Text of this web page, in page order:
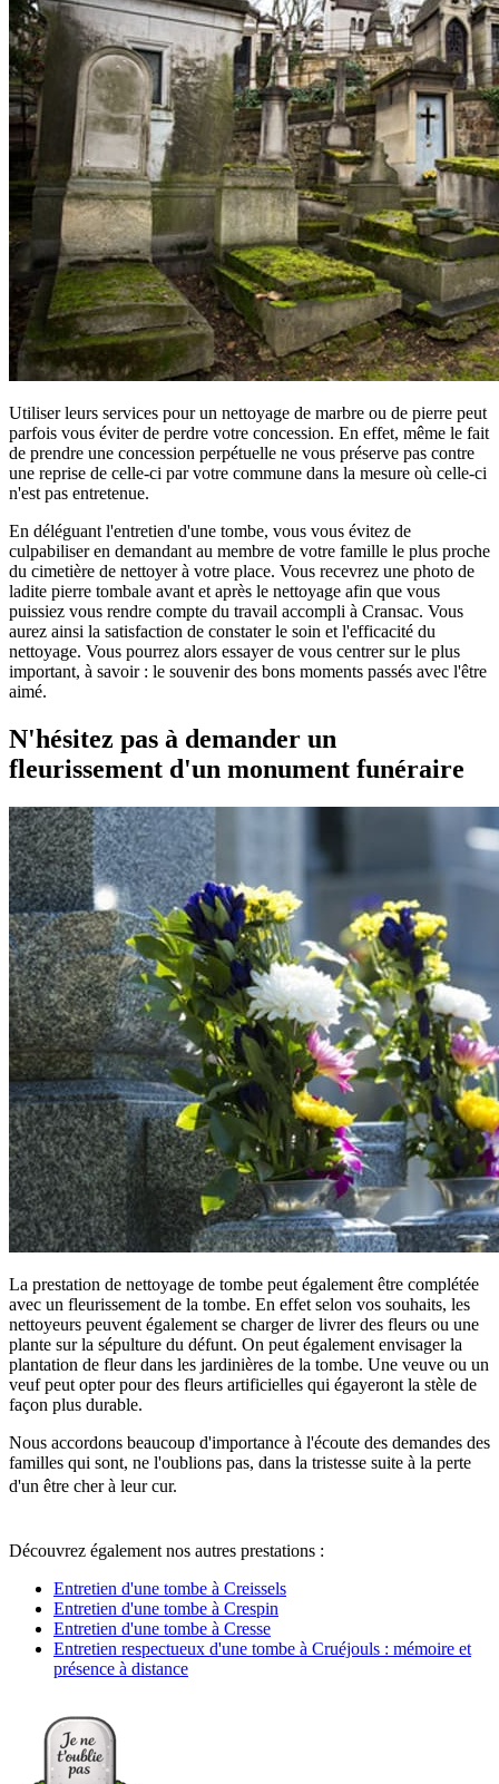
Utiliser leurs services pour un nettoyage de marbre ou de pierre peut
parfois vous éviter de perdre votre concession. En effet, même le fait
de prendre une concession perpétuelle ne vous préserve pas contre
une reprise de celle-ci par votre commune dans la mesure où celle-ci
n'est pas entretenue.
En déléguant l'entretien d'une tombe, vous vous évitez de
culpabiliser en demandant au membre de votre famille le plus proche
du cimetière de nettoyer à votre place. Vous recevrez une photo de
ladite pierre tombale avant et après le nettoyage afin que vous
puissiez vous rendre compte du travail accompli à Cransac. Vous
aurez ainsi la satisfaction de constater le soin et l'efficacité du
nettoyage. Vous pourrez alors essayer de vous centrer sur le plus
important, à savoir : le souvenir des bons moments passés avec l'être
aimé.
N'hésitez pas à demander un
fleurissement d'un monument funéraire
La prestation de nettoyage de tombe peut également être complétée
avec un fleurissement de la tombe. En effet selon vos souhaits, les
nettoyeurs peuvent également se charger de livrer des fleurs ou une
plante sur la sépulture du défunt. On peut également envisager la
plantation de fleur dans les jardinières de la tombe. Une veuve ou un
veuf peut opter pour des fleurs artificielles qui égayeront la stèle de
façon plus durable.
Nous accordons beaucoup d'importance à l'écoute des demandes des
familles qui sont, ne l'oublions pas, dans la tristesse suite à la perte
d'un être cher à leur cur.
Découvrez également nos autres prestations :
Entretien d'une tombe à Creissels
Entretien d'une tombe à Crespin
Entretien d'une tombe à Cresse
Entretien respectueux d'une tombe à Cruéjouls : mémoire et
présence à distance